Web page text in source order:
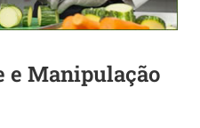
e Manipulação